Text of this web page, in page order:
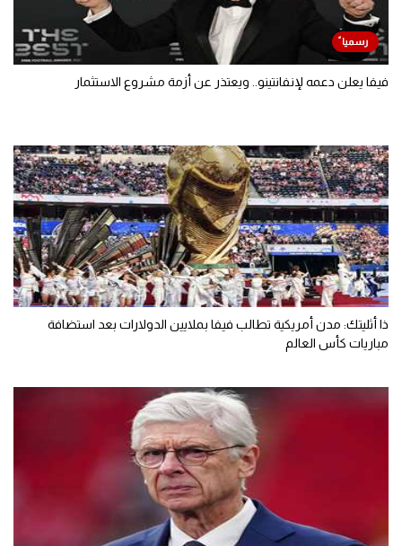
فيفا يعلن دعمه لإنفانتينو.. ويعتذر عن أزمة مشروع الاستثمار
ذا أثليتك: مدن أمريكية تطالب فيفا بملايين الدولارات بعد استضافة
مباريات كأس العالم